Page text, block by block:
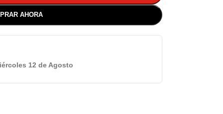
AHORA
12 de Agosto